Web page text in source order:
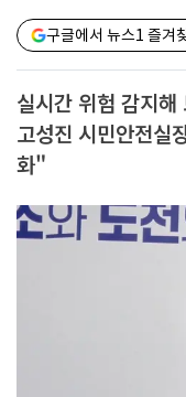
구글에서 뉴스1 즐겨
실시간 위험 감지
고성진 시민안전실
화"